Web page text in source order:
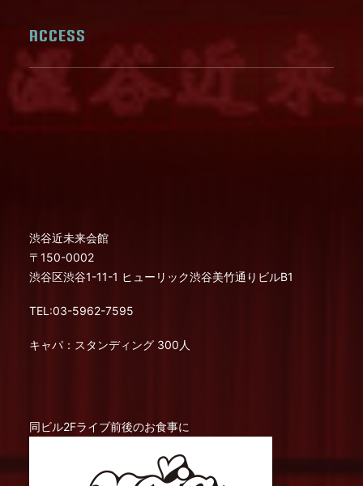
ACCESS
渋谷近未来会館
〒150-0002
渋谷区渋谷1-11-1 ヒューリック渋谷美竹通りビルB1
TEL:03-5962-7595
キャパ：スタンディング 300人
同ビル2Fライブ前後のお食事に